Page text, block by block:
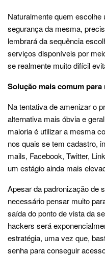
Naturalmente quem
segurança da mesma,
lembrará da sequência
serviços disponíveis por
se realmente muito difícil
Solução mais comum
Na tentativa de amenizar o
alternativa mais óbvia e
maioria é utilizar a mesma
nos quais se tem cadastro,
mails, Facebook, Twitter,
um estágio ainda mais
Apesar da padronização de
necessário pensar muito
saída do ponto de vista da
hackers será
estratégia, uma vez que,
senha para conseguir